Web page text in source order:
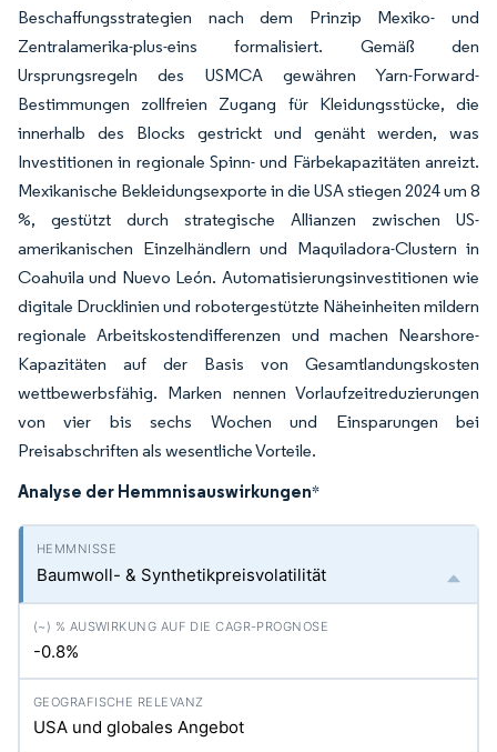
Beschaffungsstrategien nach dem Prinzip Mexiko- und
Zentralamerika-plus-eins formalisiert. Gemäß den
Ursprungsregeln des USMCA gewähren Yarn-Forward-
Bestimmungen zollfreien Zugang für Kleidungsstücke, die
innerhalb des Blocks gestrickt und genäht werden, was
Investitionen in regionale Spinn- und Färbekapazitäten anreizt.
Mexikanische Bekleidungsexporte in die USA stiegen 2024 um 8
%, gestützt durch strategische Allianzen zwischen US-
amerikanischen Einzelhändlern und Maquiladora-Clustern in
Coahuila und Nuevo León. Automatisierungsinvestitionen wie
digitale Drucklinien und robotergestützte Näheinheiten mildern
regionale Arbeitskostendifferenzen und machen Nearshore-
Kapazitäten auf der Basis von Gesamtlandungskosten
wettbewerbsfähig. Marken nennen Vorlaufzeitreduzierungen
von vier bis sechs Wochen und Einsparungen bei
Preisabschriften als wesentliche Vorteile.
Analyse der Hemmnisauswirkungen*
Baumwoll- & Synthetikpreisvolatilität
-0.8%
USA und globales Angebot